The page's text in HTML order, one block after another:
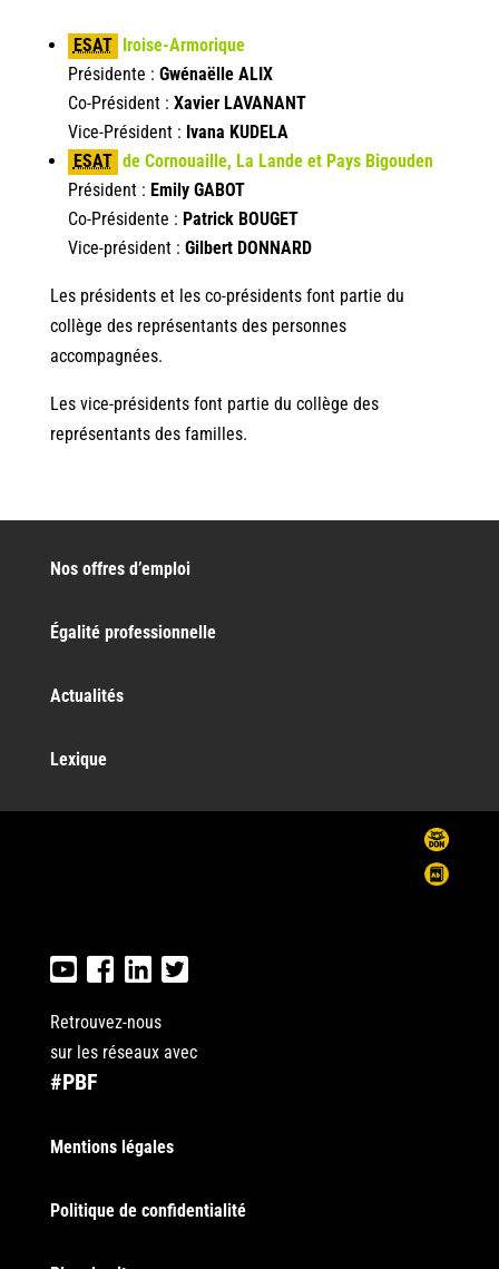
ESAT Iroise-Armorique
Présidente : Gwénaëlle ALIX
Co-Président : Xavier LAVANANT
Vice-Président : Ivana KUDELA
ESAT de Cornouaille, La Lande et Pays Bigouden
Président : Emily GABOT
Co-Présidente : Patrick BOUGET
Vice-président : Gilbert DONNARD
Les présidents et les co-présidents font partie du
collège des représentants des personnes
accompagnées.
Les vice-présidents font partie du collège des
représentants des familles.
Nos offres d’emploi
Égalité professionnelle
Actualités
Lexique
Retrouvez-nous
sur les réseaux avec
#PBF
Mentions légales
Politique de confidentialité